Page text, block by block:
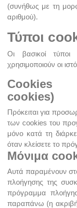
(συνήθως με τη
αριθμού).
Τύποι
Οι βασικοί
χρησιμοποιούν οι
Cookies
cookies)
Πρόκειται για
των cookies του
μόνο κατά τη
όταν κλείσετε το
Μόνιμα
Αυτά παραμένουν
πλοήγησης της
πρόγραμμα
παραπάνω (η